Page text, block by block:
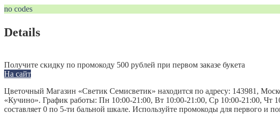
no codes
Details
Получите скидку по промокоду 500 рублей при первом заказе букета
На сайт
Цветочный Магазин «Светик Семисветик» находится по адресу: 143981,
«Кучино». График работы: Пн 10:00-21:00, Вт 10:00-21:00, Ср 10:00-21:00, Чт
составляет 0 по 5-ти бальной шкале. Используйте промокоды для первого и